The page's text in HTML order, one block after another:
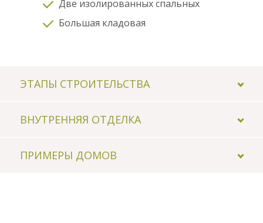
Две изолированных спальных
Большая кладовая
ЭТАПЫ СТРОИТЕЛЬСТВА
ВНУТРЕННЯЯ ОТДЕЛКА
ПРИМЕРЫ ДОМОВ